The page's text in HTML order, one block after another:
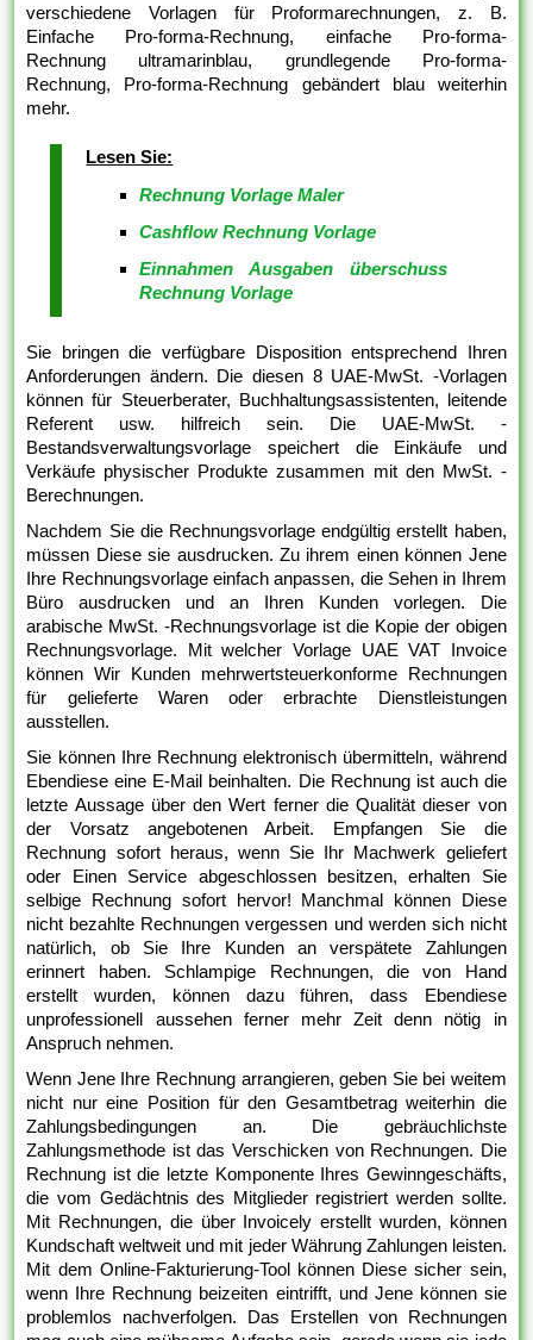
verschiedene Vorlagen für Proformarechnungen, z. B.
Einfache Pro-forma-Rechnung, einfache Pro-forma-
Rechnung ultramarinblau, grundlegende Pro-forma-
Rechnung, Pro-forma-Rechnung gebändert blau weiterhin
mehr.
Lesen Sie:
Rechnung Vorlage Maler
Cashflow Rechnung Vorlage
Einnahmen Ausgaben überschuss
Rechnung Vorlage
Sie bringen die verfügbare Disposition entsprechend Ihren
Anforderungen ändern. Die diesen 8 UAE-MwSt. -Vorlagen
können für Steuerberater, Buchhaltungsassistenten, leitende
Referent usw. hilfreich sein. Die UAE-MwSt. -
Bestandsverwaltungsvorlage speichert die Einkäufe und
Verkäufe physischer Produkte zusammen mit den MwSt. -
Berechnungen.
Nachdem Sie die Rechnungsvorlage endgültig erstellt haben,
müssen Diese sie ausdrucken. Zu ihrem einen können Jene
Ihre Rechnungsvorlage einfach anpassen, die Sehen in Ihrem
Büro ausdrucken und an Ihren Kunden vorlegen. Die
arabische MwSt. -Rechnungsvorlage ist die Kopie der obigen
Rechnungsvorlage. Mit welcher Vorlage UAE VAT Invoice
können Wir Kunden mehrwertsteuerkonforme Rechnungen
für gelieferte Waren oder erbrachte Dienstleistungen
ausstellen.
Sie können Ihre Rechnung elektronisch übermitteln, während
Ebendiese eine E-Mail beinhalten. Die Rechnung ist auch die
letzte Aussage über den Wert ferner die Qualität dieser von
der Vorsatz angebotenen Arbeit. Empfangen Sie die
Rechnung sofort heraus, wenn Sie Ihr Machwerk geliefert
oder Einen Service abgeschlossen besitzen, erhalten Sie
selbige Rechnung sofort hervor! Manchmal können Diese
nicht bezahlte Rechnungen vergessen und werden sich nicht
natürlich, ob Sie Ihre Kunden an verspätete Zahlungen
erinnert haben. Schlampige Rechnungen, die von Hand
erstellt wurden, können dazu führen, dass Ebendiese
unprofessionell aussehen ferner mehr Zeit denn nötig in
Anspruch nehmen.
Wenn Jene Ihre Rechnung arrangieren, geben Sie bei weitem
nicht nur eine Position für den Gesamtbetrag weiterhin die
Zahlungsbedingungen an. Die gebräuchlichste
Zahlungsmethode ist das Verschicken von Rechnungen. Die
Rechnung ist die letzte Komponente Ihres Gewinngeschäfts,
die vom Gedächtnis des Mitglieder registriert werden sollte.
Mit Rechnungen, die über Invoicely erstellt wurden, können
Kundschaft weltweit und mit jeder Währung Zahlungen leisten.
Mit dem Online-Fakturierung-Tool können Diese sicher sein,
wenn Ihre Rechnung beizeiten eintrifft, und Jene können sie
problemlos nachverfolgen. Das Erstellen von Rechnungen